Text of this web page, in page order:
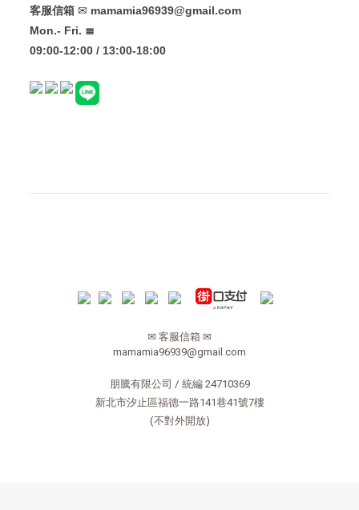
客服信箱 ✉ mamamia96939@gmail.com
Mon.- Fri. ≣
09:00-12:00 / 13:00-18:00
✉ 客服信箱 ✉
mamamia96939@gmail.com
朋騰有限公司 / 統編 24710369
新北市汐止區福德一路141巷41號7樓
(不對外開放)